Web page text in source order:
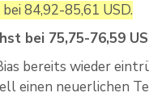
84,92-85,61 USD.
bei 75,75-76,59
bereits wieder
einen neuerlichen